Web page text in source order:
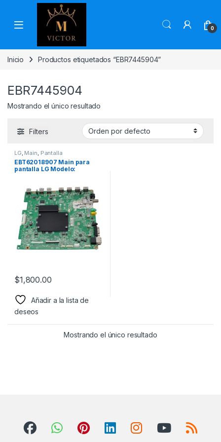
Skip to navigation
Skip to content
0
Inicio Productos etiquetados “EBR7445904”
EBR7445904
Mostrando el único resultado
Filters
LG, Main, Pantalla
EBT62018907 Main para
pantalla LG Modelo:
$1,800.00
Añadir a la lista de
deseos
Mostrando el único resultado